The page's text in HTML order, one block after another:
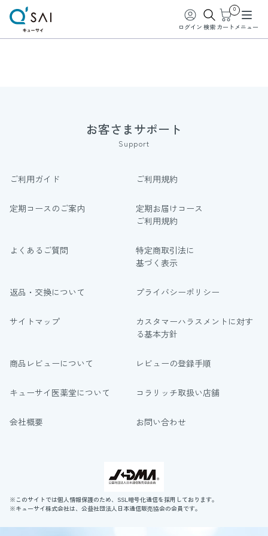
ログイン 検索
0
カート メニュー
お客さまサポート
Support
ご利用ガイド ご利用規約
定期コースのご案内
定期お届けコース
ご利用規約
よくあるご質問
特定商取引法に
基づく表示
返品・交換について プライバシーポリシー
サイトマップ
カスタマーハラスメントに対す
る基本方針
商品レビューについて レビューの登録手順
キューサイ医薬堂について コラリッチ取扱い店舗
会社概要 お問い合わせ
※このサイトでは個人情報保護のため、SSL暗号化通信を採用しております。
※キューサイ株式会社は、公益社団法人日本通信販売協会の会員です。